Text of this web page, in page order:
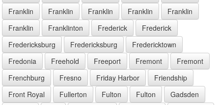
Franklin
Franklin Franklin Franklin
Franklin
Franklin
Franklinton Frederick
Frederick
Fredericksburg
Fredericksburg
Fredericktown
Fredonia
Freehold Freeport Fremont
Fremont
Frenchburg
Fresno Friday Harbor
Friendship
Front Royal
Fullerton Fulton Fulton
Gadsden